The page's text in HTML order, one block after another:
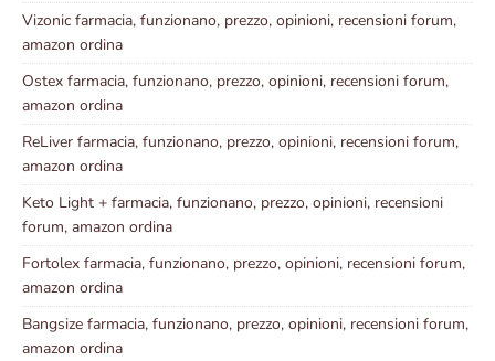
Vizonic farmacia, funzionano, prezzo, opinioni, recensioni forum,
amazon ordina
Ostex farmacia, funzionano, prezzo, opinioni, recensioni forum,
amazon ordina
ReLiver farmacia, funzionano, prezzo, opinioni, recensioni forum,
amazon ordina
Keto Light + farmacia, funzionano, prezzo, opinioni, recensioni
forum, amazon ordina
Fortolex farmacia, funzionano, prezzo, opinioni, recensioni forum,
amazon ordina
Bangsize farmacia, funzionano, prezzo, opinioni, recensioni forum,
amazon ordina